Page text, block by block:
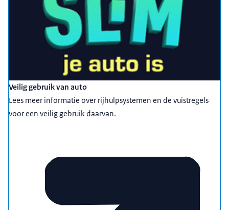
Veilig gebruik van auto
Lees meer informatie over rijhulpsystemen en de vuistregels
voor een veilig gebruik daarvan.